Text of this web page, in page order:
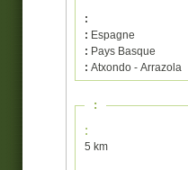
:
: Espagne
: Pays Basque
: Atxondo - Arrazola
:
:
5 km